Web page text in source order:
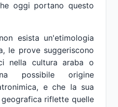
oggi portano questo
esista un'etimologia
le prove suggeriscono
nella cultura araba o
possibile origine
e che la sua
riflette quelle